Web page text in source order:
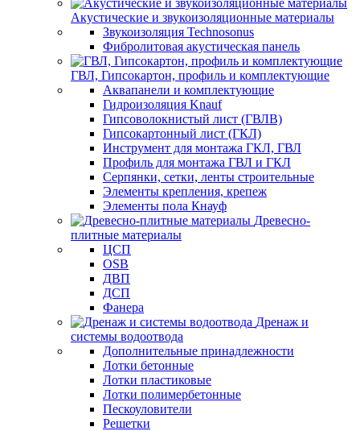
Акустические и звукоизоляционные материалы
Звукоизоляция Technosonus
Фибролитовая акустическая панель
ГВЛ, Гипсокартон, профиль и комплектующие
Аквапанели и комплектующие
Гидроизоляция Knauf
Гипсоволокнистый лист (ГВЛВ)
Гипсокартонный лист (ГКЛ)
Инструмент для монтажа ГКЛ, ГВЛ
Профиль для монтажа ГВЛ и ГКЛ
Серпянки, сетки, ленты строительные
Элементы крепления, крепеж
Элементы пола Кнауф
Древесно-
плитные материалы
ЦСП
OSB
ДВП
ДСП
Фанера
Дренаж и
системы водоотвода
Дополнительные принадлежности
Лотки бетонные
Лотки пластиковые
Лотки полимербетонные
Пескоуловители
Решетки